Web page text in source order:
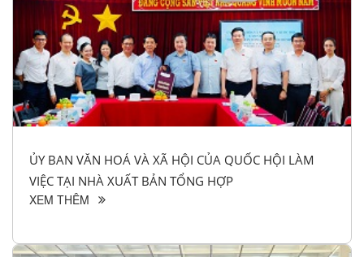
ỦY BAN VĂN HOÁ VÀ XÃ HỘI CỦA QUỐC HỘI LÀM
VIỆC TẠI NHÀ XUẤT BẢN TỔNG HỢP
XEM THÊM